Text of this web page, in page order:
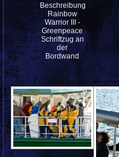
Beschreibung:
Rainbow
Warrior III -
Greenpeace
Schriftzug an
der
Bordwand